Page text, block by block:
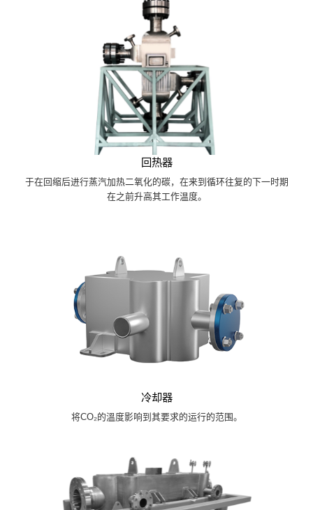
回热器
于在回缩后进行蒸汽加热二氧化的碳，在来到循环往复的下一时期
在之前升高其工作温度。
冷却器
将CO₂的溫度影响到其要求的运行的范围。